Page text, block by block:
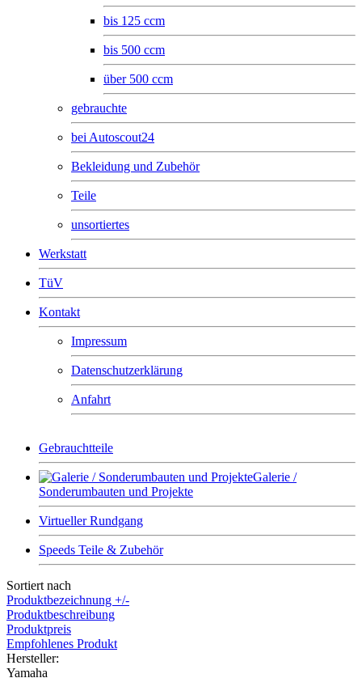
bis 125 ccm
bis 500 ccm
über 500 ccm
gebrauchte
bei Autoscout24
Bekleidung und Zubehör
Teile
unsortiertes
Werkstatt
TüV
Kontakt
Impressum
Datenschutzerklärung
Anfahrt
Gebrauchtteile
Galerie /
Sonderumbauten und Projekte
Virtueller Rundgang
Speeds Teile & Zubehör
Sortiert nach
Produktbezeichnung +/-
Produktbeschreibung
Produktpreis
Empfohlenes Produkt
Hersteller:
Yamaha